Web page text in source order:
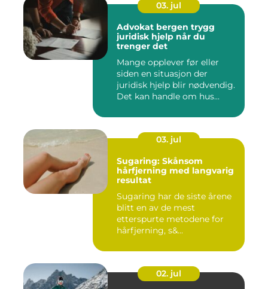
03. jul
Advokat bergen trygg
juridisk hjelp når du
trenger det
Mange opplever før eller
siden en situasjon der
juridisk hjelp blir nødvendig.
Det kan handle om hus...
03. jul
Sugaring: Skånsom
hårfjerning med langvarig
resultat
Sugaring har de siste årene
blitt en av de mest
etterspurte metodene for
hårfjerning, s&...
02. jul